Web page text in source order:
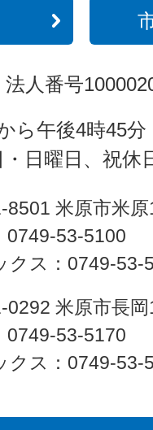
法人番号
ら午後4時45分
・日曜日、祝
8501 米原市米
0749-53-5100
クス：0749-53-
0292 米原市長
0749-53-5170
クス：0749-53-